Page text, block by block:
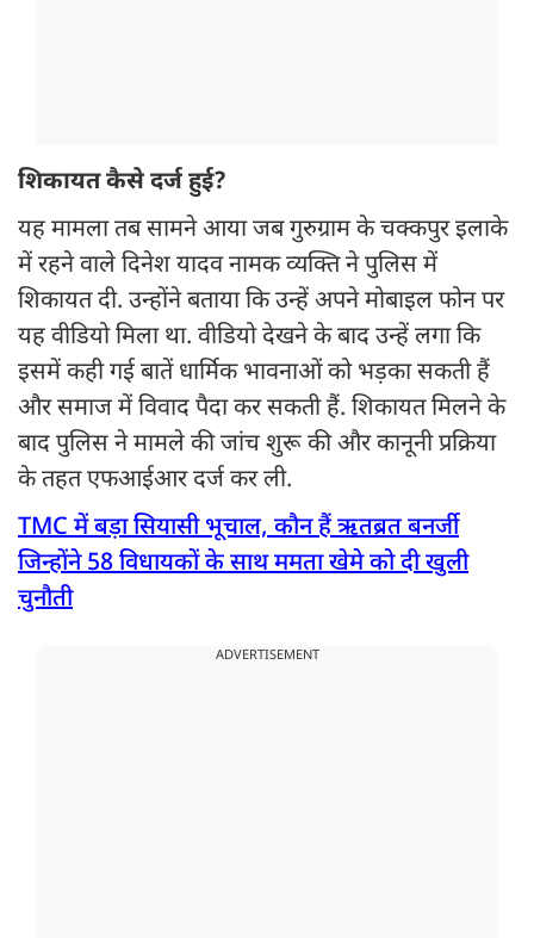
शिकायत कैसे दर्ज हुई?
यह मामला तब सामने आया जब गुरुग्राम के चक्कपुर इलाके
में रहने वाले दिनेश यादव नामक व्यक्ति ने पुलिस में
शिकायत दी. उन्होंने बताया कि उन्हें अपने मोबाइल फोन पर
यह वीडियो मिला था. वीडियो देखने के बाद उन्हें लगा कि
इसमें कही गई बातें धार्मिक भावनाओं को भड़का सकती हैं
और समाज में विवाद पैदा कर सकती हैं. शिकायत मिलने के
बाद पुलिस ने मामले की जांच शुरू की और कानूनी प्रक्रिया
के तहत एफआईआर दर्ज कर ली.
TMC में बड़ा सियासी भूचाल, कौन हैं ऋतब्रत बनर्जी
जिन्होंने 58 विधायकों के साथ ममता खेमे को दी खुली
चुनौती
ADVERTISEMENT